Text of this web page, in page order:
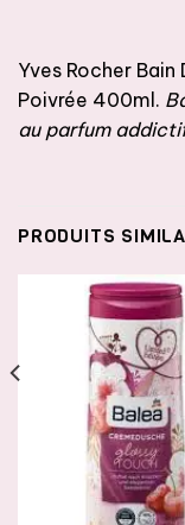
Yves Rocher
Poivrée 400ml.
au parfum
PRODUITS
À